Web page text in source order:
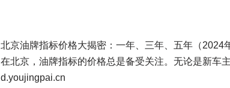
北京油牌指标价格大揭密：一年、三年、五年（2024
在北京，油牌指标的价格总是备受关注。无论是新车
d.youjingpai.cn